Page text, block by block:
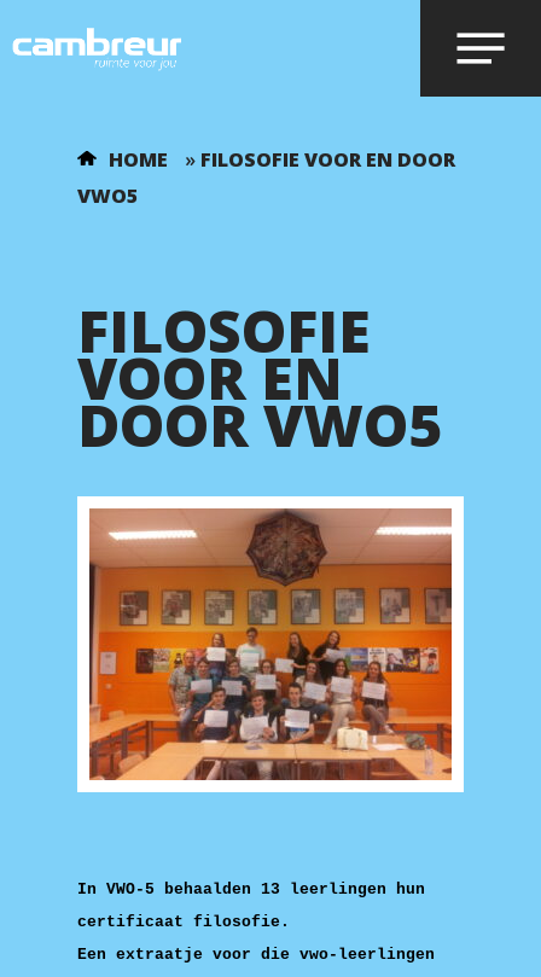
Voer je zoekopdracht in en druk op
HOME » FILOSOFIE VOOR EN DOOR
VWO5
FILOSOFIE
VOOR EN
DOOR VWO5
In VWO-5 behaalden 13 leerlingen hun
certificaat filosofie.
Een extraatje voor die vwo-leerlingen